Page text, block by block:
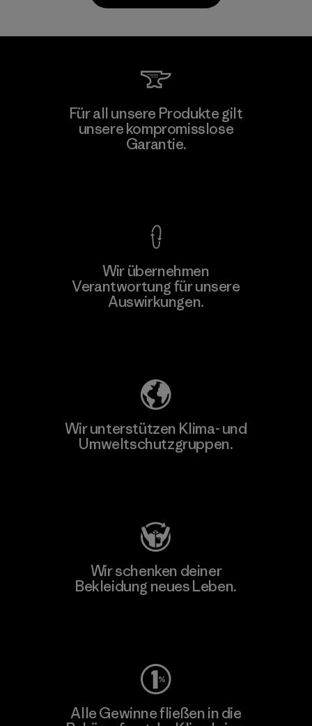
Kwang Viet Garment Co., Ltd
Für all unsere Produkte gilt
unsere kompromisslose
Garantie.
Wir übernehmen
Verantwortung für unsere
Auswirkungen.
Wir unterstützen Klima- und
Umweltschutzgruppen.
Wir schenken deiner
Bekleidung neues Leben.
Alle Gewinne fließen in die